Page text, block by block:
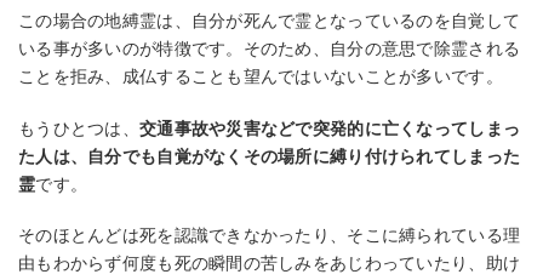
この場合の地縛霊は、自分が死んで霊となっているのを自覚して
いる事が多いのが特徴です。そのため、自分の意思で除霊される
ことを拒み、成仏することも望んではいないことが多いです。
もうひとつは、 交通事故や災害などで突発的に亡くなってしまっ
た人は、自分でも自覚がなくその場所に縛り付けられてしまった
霊です。
そのほとんどは死を認識できなかったり、そこに縛られている理
由もわからず何度も死の瞬間の苦しみをあじわっていたり、助け